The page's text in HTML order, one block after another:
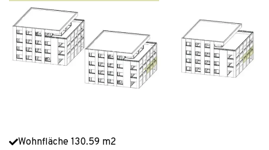
Wohnfläche 130.59 m2